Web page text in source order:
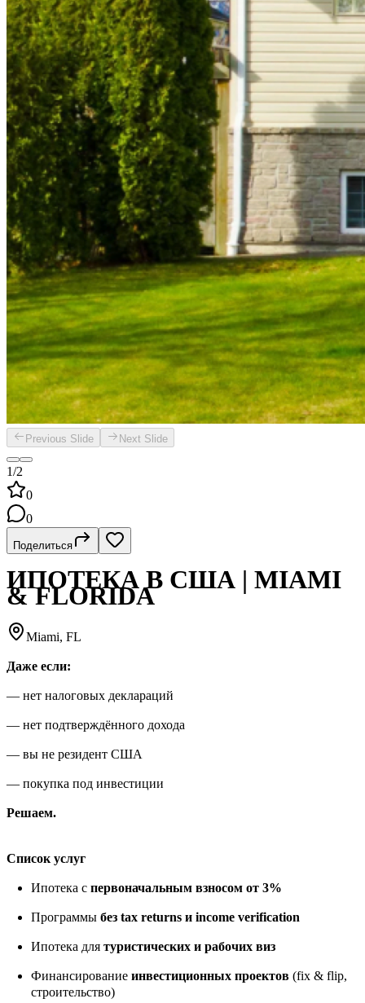
Previous Slide Next Slide
1/2
0
0
Поделиться
ИПОТЕКА В США | MIAMI
& FLORIDA
Miami, FL
Даже если:
— нет налоговых деклараций
— нет подтверждённого дохода
— вы не резидент США
— покупка под инвестиции
Решаем.
Список услуг
Ипотека с первоначальным взносом от 3%
Программы без tax returns и income verification
Ипотека для туристических и рабочих виз
Финансирование инвестиционных проектов (fix & flip,
строительство)